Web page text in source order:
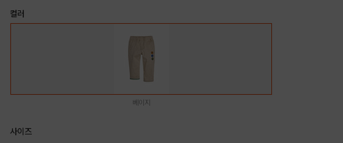
컬러
베이지
사이즈